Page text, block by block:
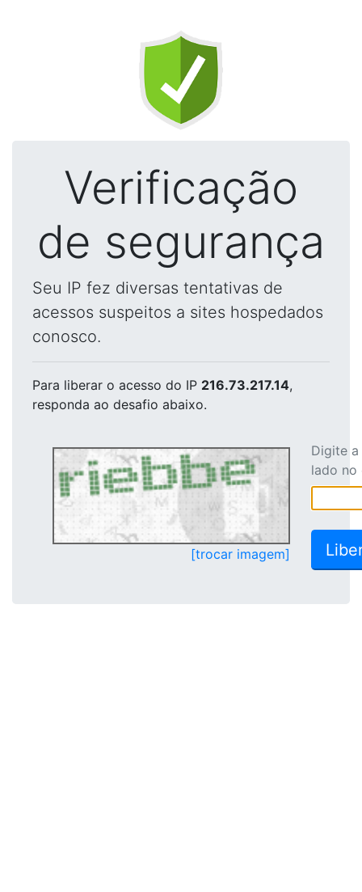
Verificação
de segurança
Seu IP fez diversas tentativas de
acessos suspeitos a sites hospedados
conosco.
Para liberar o acesso do IP 216.73.217.14,
responda ao desafio abaixo.
[trocar imagem]
Digite
lado no